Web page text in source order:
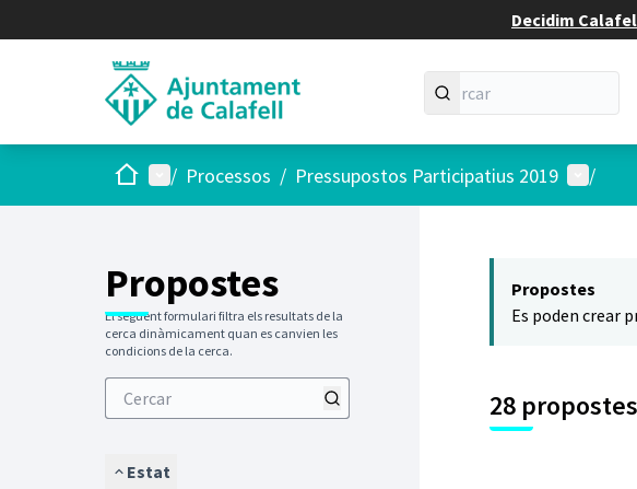
Decidim
Inici Menú principal
/ Processos / Pressupostos Participatius 2019 Menú
/
Propostes
El següent formulari filtra els resultats de la
cerca dinàmicament quan es canvien les
condicions de la cerca.
Estat
Propostes
Es poden crear
28 propostes